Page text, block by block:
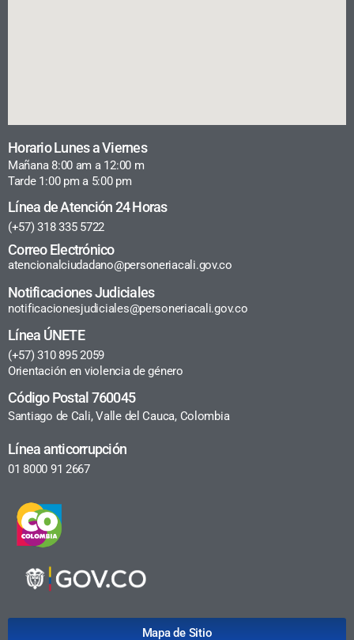
Horario Lunes a Viernes
Mañana 8:00 am a 12:00 m
Tarde 1:00 pm a 5:00 pm
Línea de Atención 24 Horas
(+57) 318 335 5722
Correo Electrónico
atencionalciudadano@personeriacali.gov.co
Notificaciones Judiciales
notificacionesjudiciales@personeriacali.gov.co
Línea ÚNETE
(+57) 310 895 2059
Orientación en violencia de género
Código Postal 760045
Santiago de Cali, Valle del Cauca, Colombia
Línea anticorrupción
01 8000 91 2667
Mapa de Sitio